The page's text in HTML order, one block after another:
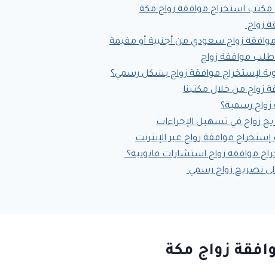
استخراج موافقة زواج مكة
زواج
زواج سعودي من أجنبية أو مقيمة
موافقة زواج
لإستخراج موافقة زواج بشكل رسمي؟
زواج من خلال مكتبنا
زواج رسمية؟
زواج في تسهيل الإجراءات
موافقة زواج عبر الإنترنت
موافقة زواج استشارات قانونية؟
تصريح زواج رسمي
زواج مكة